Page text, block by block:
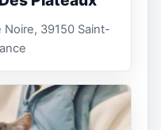
Noire, 39150 Saint-